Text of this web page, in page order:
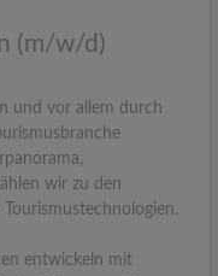
(m/w/d)
und vor allem durch
wir zu den
entwickeln mit